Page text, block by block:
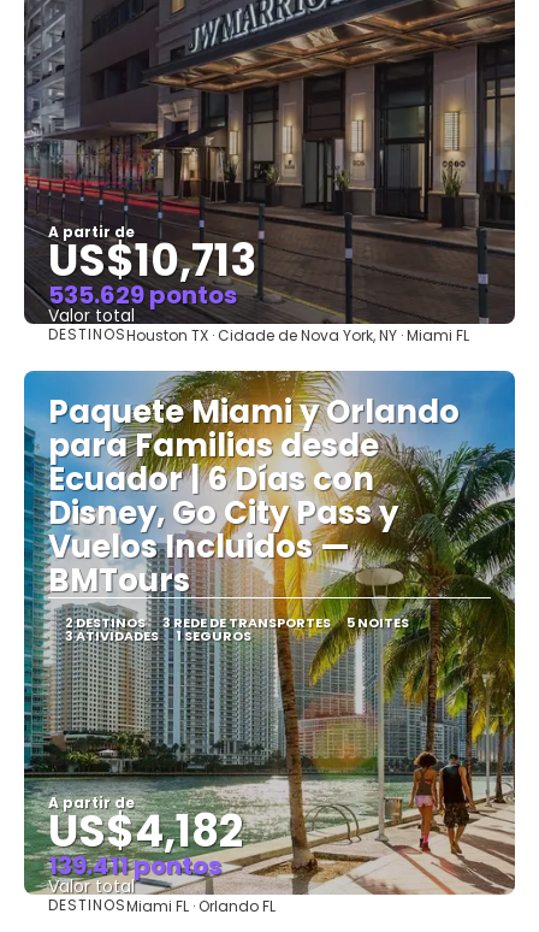
A partir de
US$10,713
535.629 pontos
Valor total
Saiba mais
DESTINOSHouston TX · Cidade de Nova York, NY · Miami FL
Paquete Miami y Orlando
para Familias desde
Ecuador | 6 Días con
Disney, Go City Pass y
Vuelos Incluidos —
BMTours
2 DESTINOS 3 REDE DE TRANSPORTES 5 NOITES
3 ATIVIDADES 1 SEGUROS
A partir de
US$4,182
139.411 pontos
Valor total
Saiba mais
DESTINOSMiami FL · Orlando FL